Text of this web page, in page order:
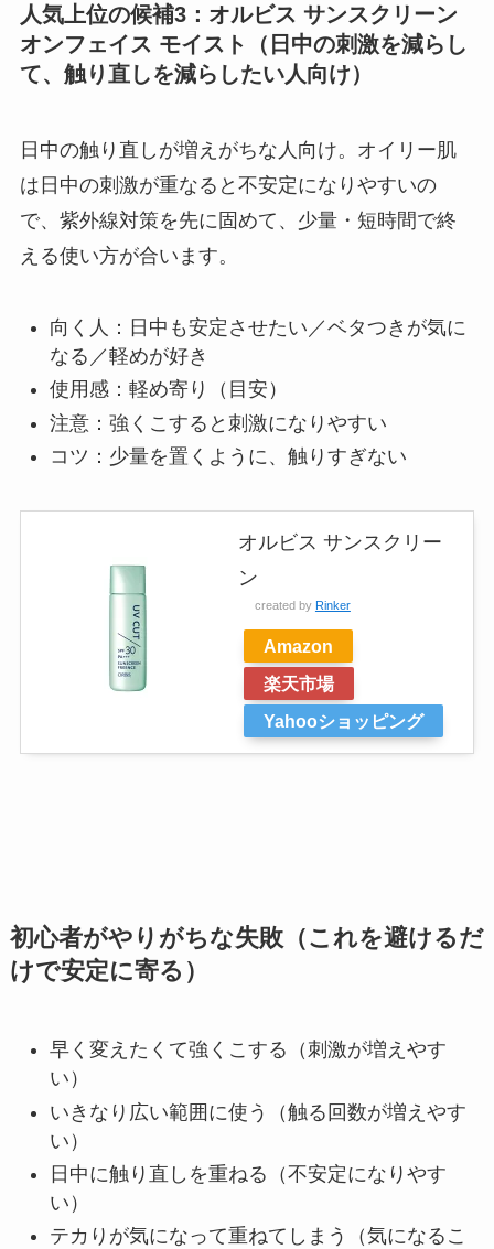
人気上位の候補3：オルビス サンスクリーン
オンフェイス モイスト（日中の刺激を減らし
て、触り直しを減らしたい人向け）
日中の触り直しが増えがちな人向け。オイリー肌
は日中の刺激が重なると不安定になりやすいの
で、紫外線対策を先に固めて、少量・短時間で終
える使い方が合います。
向く人：日中も安定させたい／ベタつきが気に
なる／軽めが好き
使用感：軽め寄り（目安）
注意：強くこすると刺激になりやすい
コツ：少量を置くように、触りすぎない
オルビス サンスクリー
ン
created by Rinker
Amazon
楽天市場
Yahooショッピング
初心者がやりがちな失敗（これを避けるだ
けで安定に寄る）
早く変えたくて強くこする（刺激が増えやす
い）
いきなり広い範囲に使う（触る回数が増えやす
い）
日中に触り直しを重ねる（不安定になりやす
い）
テカりが気になって重ねてしまう（気になるこ